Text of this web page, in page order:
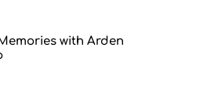
with Arden